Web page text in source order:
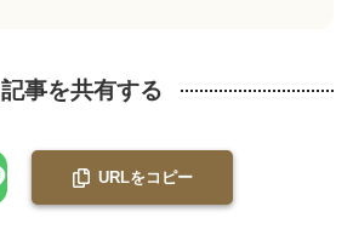
記事を共有する
URLをコピー